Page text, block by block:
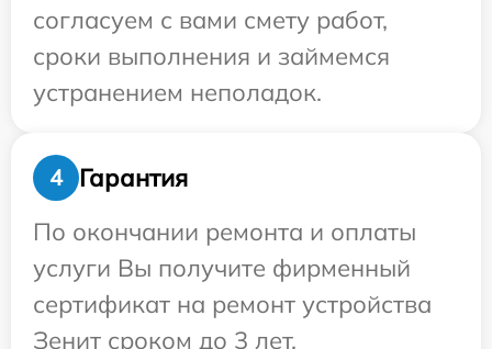
согласуем с вами смету работ,
сроки выполнения и займемся
устранением неполадок.
4
Гарантия
По окончании ремонта и оплаты
услуги Вы получите фирменный
сертификат на ремонт устройства
Зенит сроком до 3 лет.